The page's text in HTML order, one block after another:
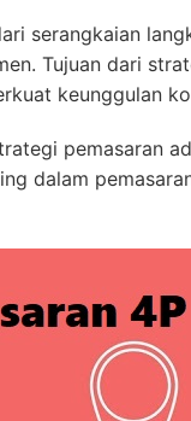
serangkaian
Tujuan dari
keunggulan
pemasaran
dalam